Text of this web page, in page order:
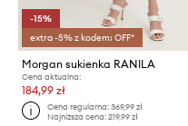
-15%
extra -5% z kodem: OFF*
Morgan sukienka RANILA
Cena aktualna:
184,99 zł
Cena regularna:369,99 zł
Najniższa cena:219,99 zł